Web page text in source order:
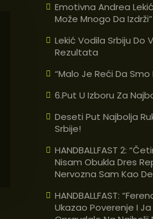
Emotivna Andrea
Može Mnogo Da Izdrži”
Lekić Vodila Srbiju Do
Rezultata
“Malo Je Reći Da
6.put U Izboru Za
Deseti Put Najbolja
Srbije!
HANDBALLFAST 2:
Nisam Obukla Dres
Nervozna Sam Kao
HANDBALLFAST:
Ukazao Poverenje I